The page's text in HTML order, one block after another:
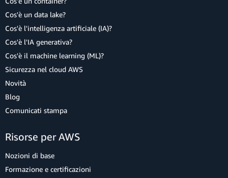
Cos'è un data lake?
Cos'è l'intelligenza artificiale (IA)?
Cos'è l'IA generativa?
Cos'è il machine learning (ML)?
Sicurezza nel cloud AWS
Novità
Blog
Comunicati stampa
Risorse per AWS
Nozioni di base
Formazione e certificazioni